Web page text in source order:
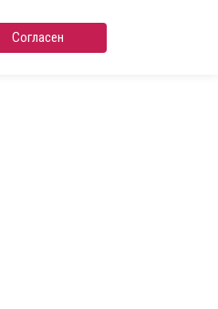
Согласен